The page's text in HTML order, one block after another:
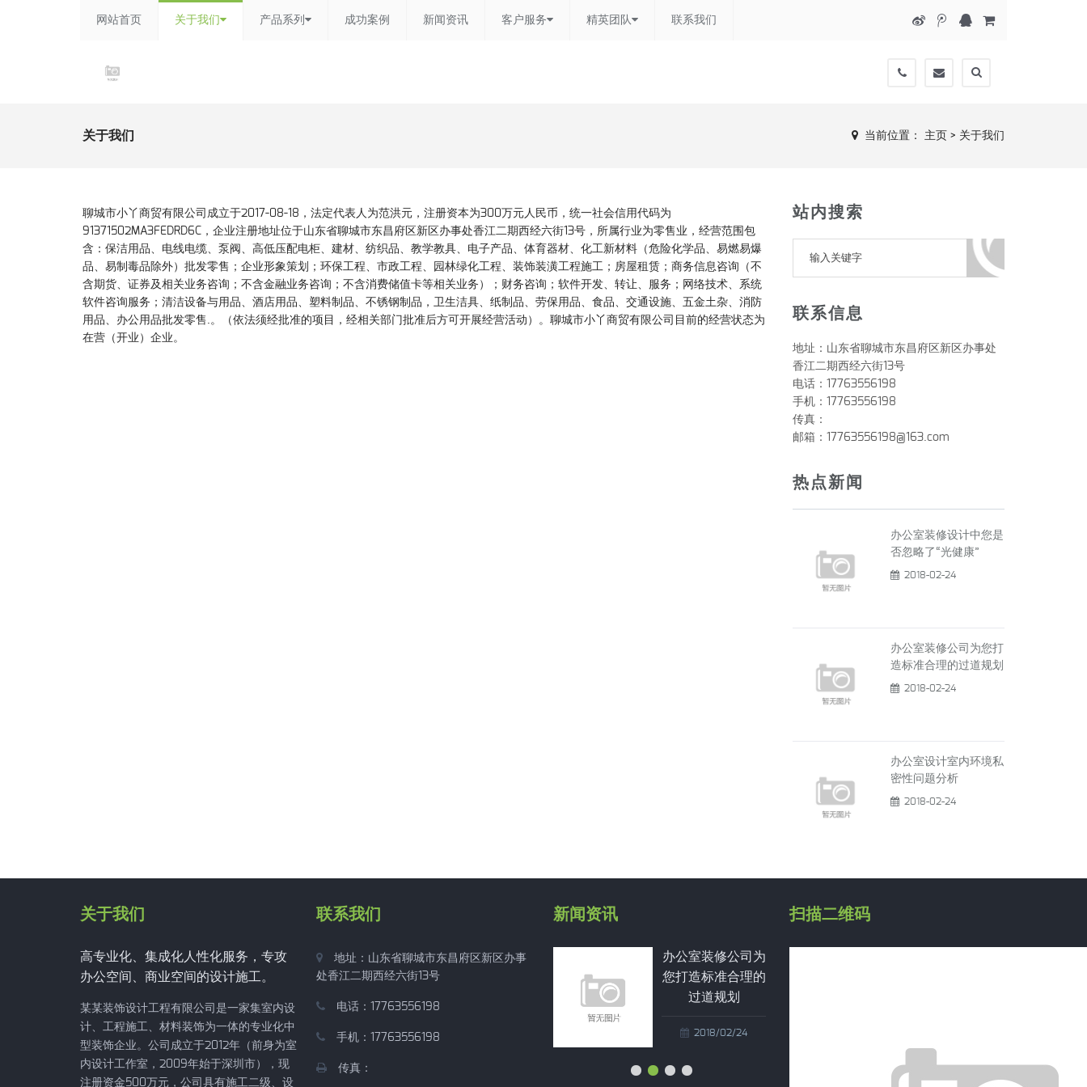
17763556198@163.com
17763556198
网站首页 关于我们 产品系列 成功案例 新闻资讯 客户服务 精英团队 联系我们
关于我们 当前位置： 主页 > 关于我们
聊城市小丫商贸有限公司成立于2017-08-18，法定代表人为范洪元，注册资本为300万元人民币，统一社会信用代码为
91371502MA3FEDRD6C，企业注册地址位于山东省聊城市东昌府区新区办事处香江二期西经六街13号，所属行业为零售业，经营范围包
含：保洁用品、电线电缆、泵阀、高低压配电柜、建材、纺织品、教学教具、电子产品、体育器材、化工新材料（危险化学品、易燃易爆
品、易制毒品除外）批发零售；企业形象策划；环保工程、市政工程、园林绿化工程、装饰装潢工程施工；房屋租赁；商务信息咨询（不
含期货、证券及相关业务咨询；不含金融业务咨询；不含消费储值卡等相关业务）；财务咨询；软件开发、转让、服务；网络技术、系统
软件咨询服务；清洁设备与用品、酒店用品、塑料制品、不锈钢制品，卫生洁具、纸制品、劳保用品、食品、交通设施、五金土杂、消防
用品、办公用品批发零售.。（依法须经批准的项目，经相关部门批准后方可开展经营活动）。聊城市小丫商贸有限公司目前的经营状态为
在营（开业）企业。
站内搜索
联系信息
地址：山东省聊城市东昌府区新区办事处
香江二期西经六街13号
电话：17763556198
手机：17763556198
传真：
邮箱：17763556198@163.com
热点新闻
办公室装修设计中您是
否忽略了“光健康”
2018-02-24
办公室装修公司为您打
造标准合理的过道规划
2018-02-24
办公室设计室内环境私
密性问题分析
2018-02-24
关于我们
高专业化、集成化人性化服务，专攻
办公空间、商业空间的设计施工。
某某装饰设计工程有限公司是一家集室内设
计、工程施工、材料装饰为一体的专业化中
型装饰企业。公司成立于2012年（前身为室
内设计工作室，2009年始于深圳市），现
注册资金500万元，公司具有施工二级、设
联系我们
地址：山东省聊城市东昌府区新区办事
处香江二期西经六街13号
电话：17763556198
手机：17763556198
传真：
新闻资讯
办公室装修设计中
办公室装修公司为
您打造标准合理的
过道规划
2018/02/24
扫描二维码